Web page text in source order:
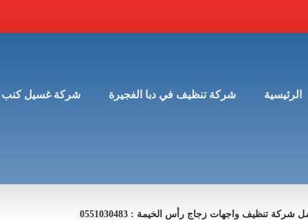
الرئيسية شركة تنظيف في دبا الفجيرة شركة غسيل كنب
شركة تنظيف واجهات زجاج رأس الخيمة : 0551030483